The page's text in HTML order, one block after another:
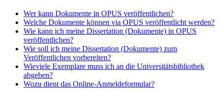
Wer kann Dokumente in OPUS veröffentlichen?
Welche Dokumente können via OPUS veröffentlicht werden?
Wie kann ich meine Dissertation (Dokumente) in OPUS
veröffentlichen?
Wie soll ich meine Dissertation (Dokumente) zum
Veröffentlichen vorbereiten?
Wieviele Exemplare muss ich an die Universitätsbibliothek
abgeben?
Wozu dient das Online-Anmeldeformular?